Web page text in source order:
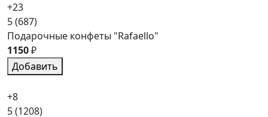
+23
5(687)
Подарочные конфеты "Rafaello"
1150₽
Добавить
+8
5(1208)